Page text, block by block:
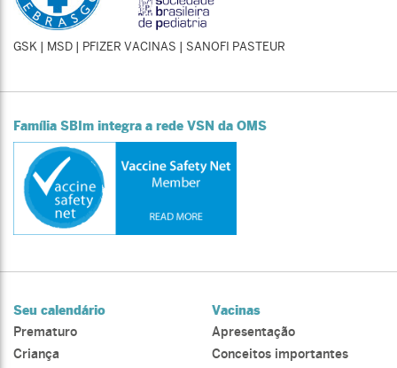
GSK | MSD | PFIZER VACINAS | SANOFI PASTEUR
Família SBIm integra a rede VSN da OMS
Seu calendário
Prematuro
Criança
Vacinas
Apresentação
Conceitos importantes